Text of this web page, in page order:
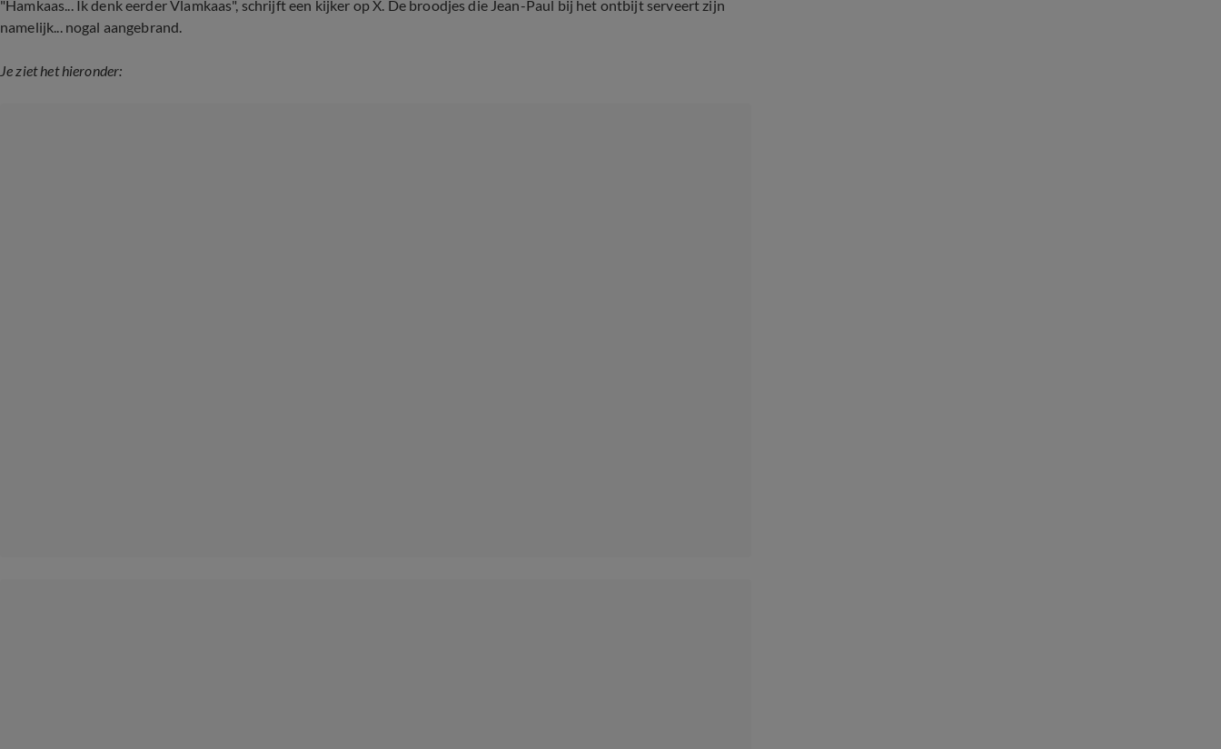
"Hamkaas... Ik denk eerder Vlamkaas", schrijft een kijker op X. De broodjes die Jean-Paul bij het ontbijt serveert zijn
namelijk... nogal aangebrand.
Je ziet het hieronder: